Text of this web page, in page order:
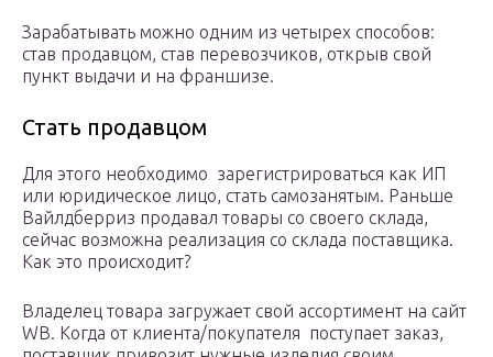
Зарабатывать можно одним из четырех способов:
став продавцом, став перевозчиков, открыв свой
пункт выдачи и на франшизе.
Стать продавцом
Для этого необходимо зарегистрироваться как ИП
или юридическое лицо, стать самозанятым. Раньше
Вайлдберриз продавал товары со своего склада,
сейчас возможна реализация со склада поставщика.
Как это происходит?
Владелец товара загружает свой ассортимент на сайт
WB. Когда от клиента/покупателя поступает заказ,